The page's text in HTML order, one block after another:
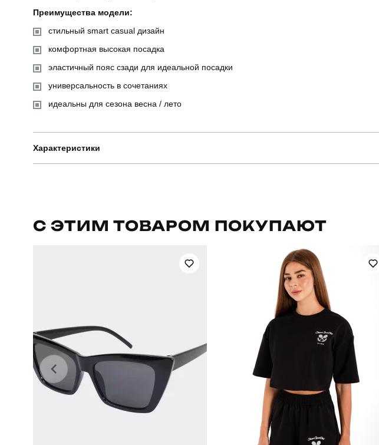
Преимущества модели:
стильный smart casual дизайн
комфортная высокая посадка
эластичный пояс сзади для идеальной посадки
универсальность в сочетаниях
идеальны для сезона весна / лето
Характеристики
Сезон
україна
С ЭТИМ ТОВАРОМ ПОКУПАЮТ